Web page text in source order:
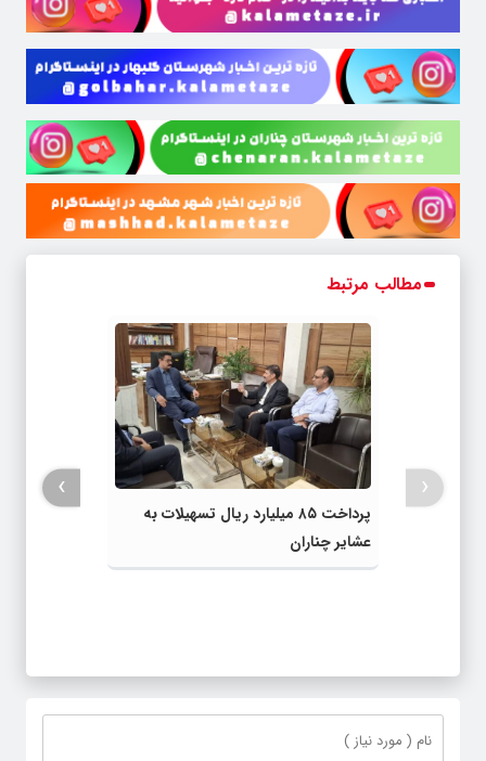
مطالب مرتبط
پرداخت ۸۵ میلیارد ریال تسهیلات به
عشایر چناران
‹
›